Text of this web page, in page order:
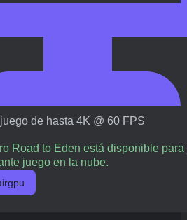
de hasta 4K @ 60 FPS
Road to Eden está disponible para
juego en la nube.